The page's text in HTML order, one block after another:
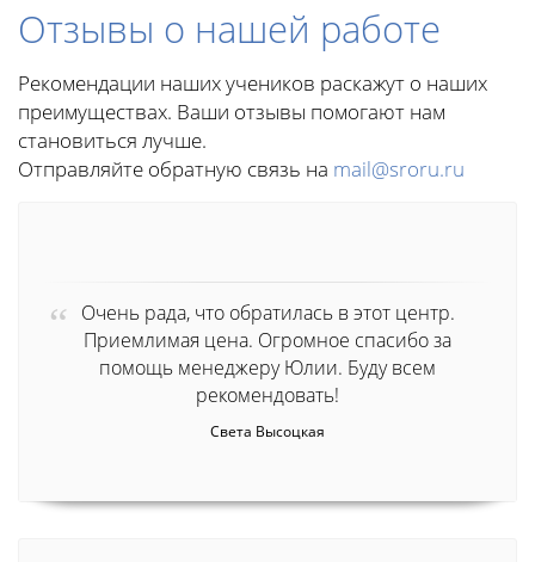
Отзывы о нашей работе
Рекомендации наших учеников раскажут о наших
преимуществах. Ваши отзывы помогают нам
становиться лучше.
Отправляйте обратную связь на mail@sroru.ru
Очень рада, что обратилась в этот центр.
Приемлимая цена. Огромное спасибо за
помощь менеджеру Юлии. Буду всем
рекомендовать!
Света Высоцкая